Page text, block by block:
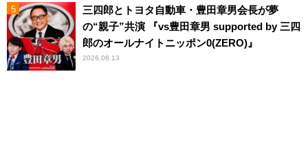
三四郎とトヨタ自動車・豊田章男会長が夢
の“親子”共演 『vs豊田章男 supported by 三四
郎のオールナイトニッポン0(ZERO)』
2026.06.13